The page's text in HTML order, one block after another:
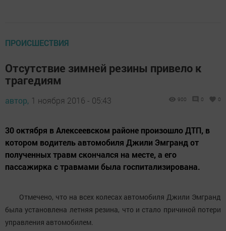
ПРОИСШЕСТВИЯ
Отсутствие зимней резины привело к
трагедиям
автор, 1 ноября 2016 - 05:43 900 0 0
30 октября в Алексеевском районе произошло ДТП, в
котором водитель автомобиля Джили Эмгранд от
полученных травм скончался на месте, а его
пассажирка с травмами была госпитализирована.
Отмечено, что на всех колесах автомобиля Джили Эмгранд
была установлена летняя резина, что и стало причиной потери
управления автомобилем.